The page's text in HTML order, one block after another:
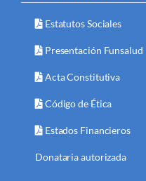
Estatutos Sociales
Presentación Funsalud
Acta Constitutiva
Código de Ética
Estados Financieros
Donataria autorizada